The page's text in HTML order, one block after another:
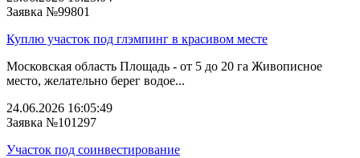
Заявка №99801
Куплю участок под глэмпинг в красивом месте
Московская область Площадь - от 5 до 20 га Живописное
место, желательно берег водое...
24.06.2026 16:05:49
Заявка №101297
Участок под соинвестирование